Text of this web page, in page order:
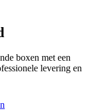
boxen met een
levering en